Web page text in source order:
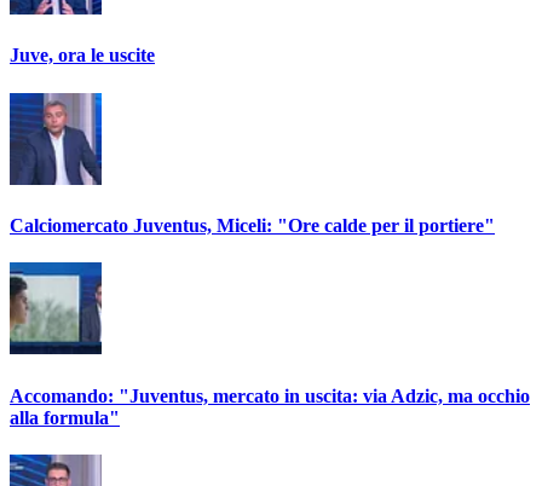
Juve, ora le uscite
Calciomercato Juventus, Miceli: "Ore calde per il portiere"
Accomando: "Juventus, mercato in uscita: via Adzic, ma occhio
alla formula"